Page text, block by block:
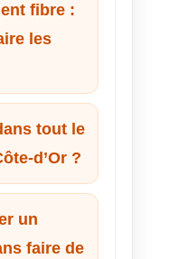
fibre :
les
tout le
d’Or ?
un
faire de